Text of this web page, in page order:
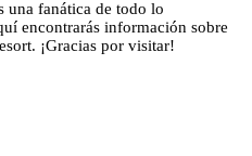
una fanática de todo lo
encontrarás información sobre
¡Gracias por visitar!